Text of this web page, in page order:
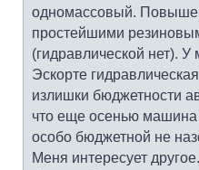
одномассовый.
простейшими
(гидравлической нет).
Эскорте
излишки бюджетности
что еще осенью машина
особо бюджетной не
Меня интересует